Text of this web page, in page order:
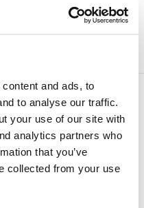
and ads, to
to analyse our traffic.
your use of our site with
analytics partners who
that you’ve
collected from your use